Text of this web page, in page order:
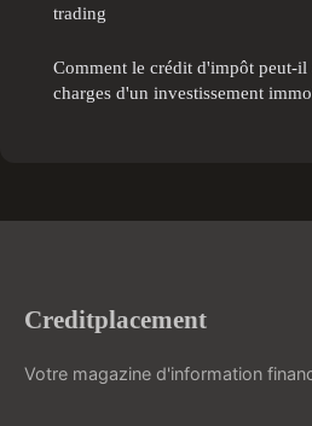
trading
Comment le crédit d'impôt peut-il
charges d'un investissement
Creditplacement
Votre magazine d'information